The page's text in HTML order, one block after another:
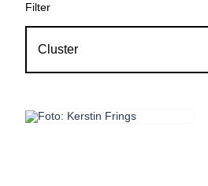
Filter